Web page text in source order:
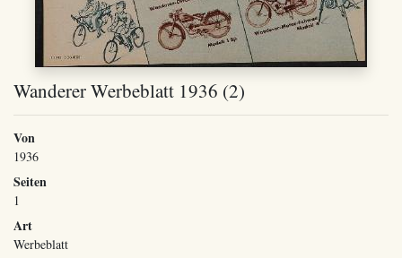
Wanderer Werbeblatt 1936 (2)
Von
1936
Seiten
1
Art
Werbeblatt